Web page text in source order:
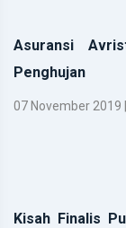
Asuransi
Penghujan
07 November 2019
Kisah Finalis